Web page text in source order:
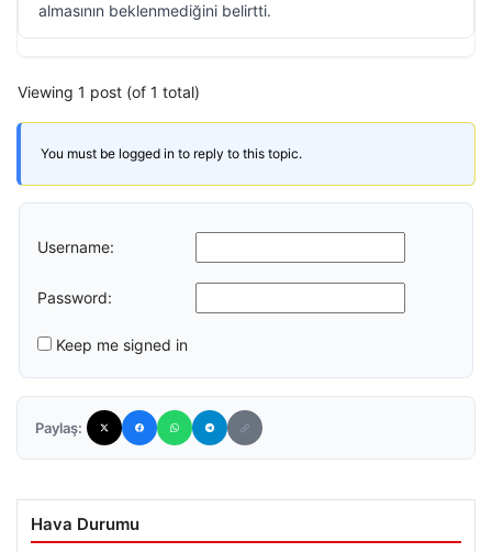
almasının beklenmediğini belirtti.
Viewing 1 post (of 1 total)
You must be logged in to reply to this topic.
Username:
Password:
Keep me signed in
Paylaş:
Hava Durumu